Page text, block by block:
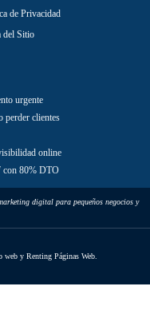
de Privacidad
del Sitio
urgente
perder clientes
online
con 80% DTO
digital para pequeños negocios y
y Renting Páginas Web.